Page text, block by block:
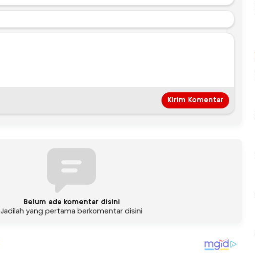
Belum ada komentar disini
Jadilah yang pertama berkomentar disini